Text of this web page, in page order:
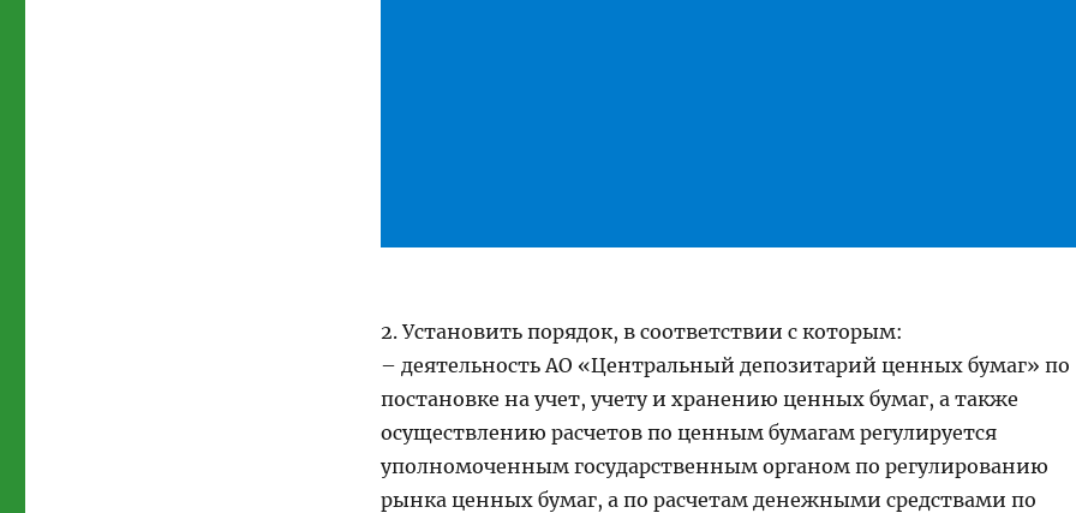
2. Установить порядок, в соответствии с которым:
– деятельность АО «Центральный депозитарий ценных бумаг» по
постановке на учет, учету и хранению ценных бумаг, а также
осуществлению расчетов по ценным бумагам регулируется
уполномоченным государственным органом по регулированию
рынка ценных бумаг, а по расчетам денежными средствами по